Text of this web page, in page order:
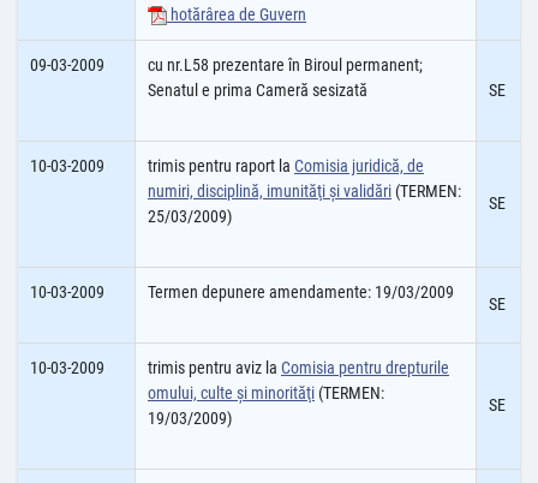
hotărârea de Guvern
09-03-2009
cu nr.L58 prezentare în Biroul permanent;
Senatul e prima Cameră sesizată
SE
10-03-2009 trimis pentru raport la Comisia juridică, de
numiri, disciplină, imunităţi şi validări (TERMEN:
25/03/2009)
SE
10-03-2009 Termen depunere amendamente: 19/03/2009
SE
10-03-2009 trimis pentru aviz la Comisia pentru drepturile
omului, culte şi minorităţi (TERMEN:
19/03/2009)
SE